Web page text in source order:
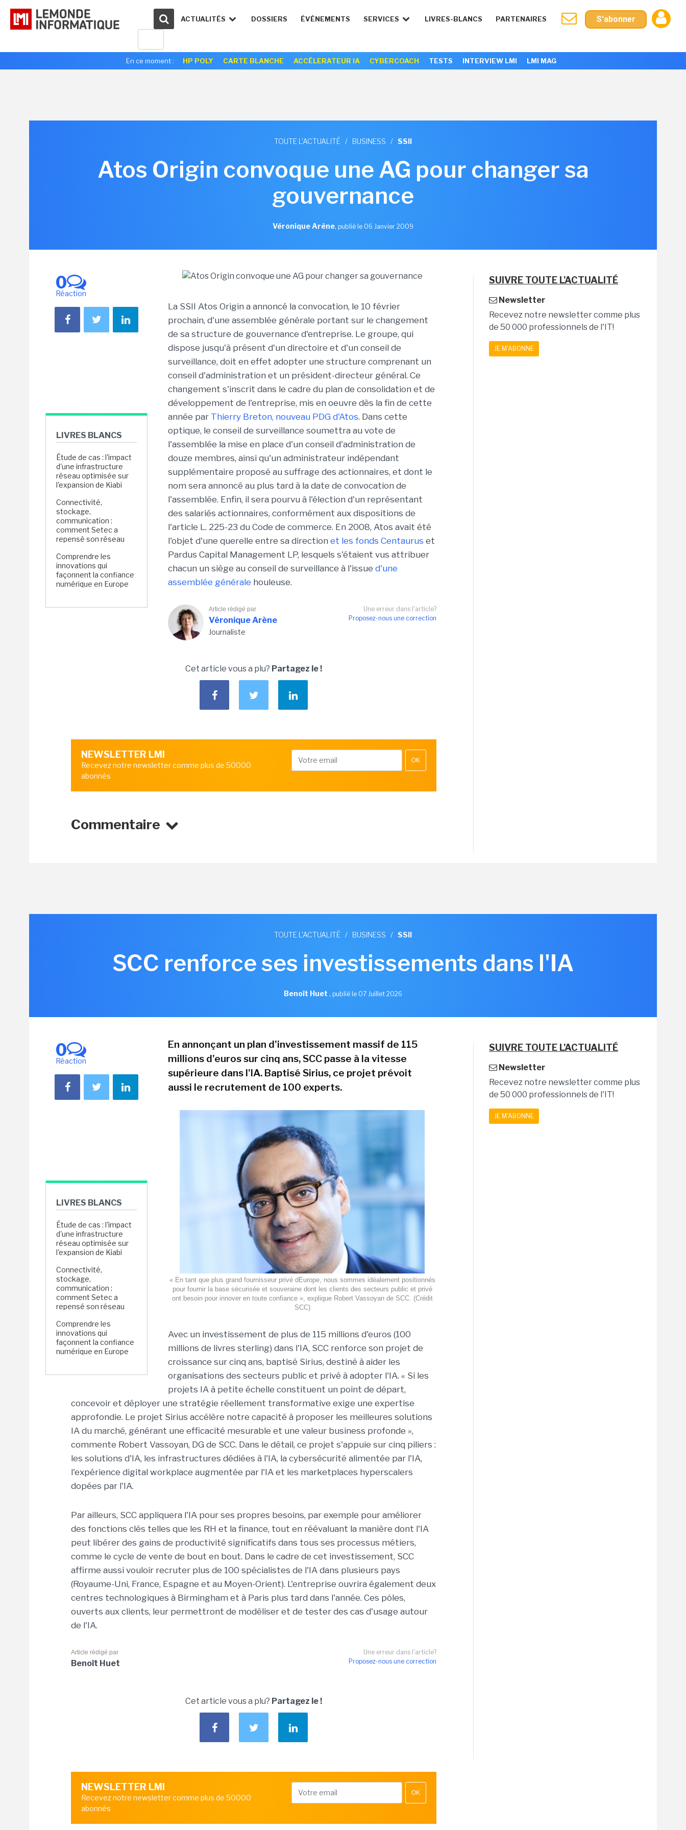
ACTUALITÉS DOSSIERS ÉVÉNEMENTS SERVICES LIVRES-BLANCS PARTENAIRES S'abonner
En ce moment : HP POLY CARTE BLANCHE ACCÉLERATEUR IA CYBERCOACH TESTS INTERVIEW LMI LMI MAG
TOUTE L'ACTUALITÉ / BUSINESS / SSII
Atos Origin convoque une AG pour changer sa
gouvernance
Véronique Arène, publié le 06 Janvier 2009
0
Réaction
LIVRES BLANCS
Étude de cas : l'impact
d'une infrastructure
réseau optimisée sur
l'expansion de Kiabi
Connectivité,
stockage,
communication :
comment Setec a
repensé son réseau
Comprendre les
innovations qui
façonnent la confiance
numérique en Europe
La SSII Atos Origin a annoncé la convocation, le 10 février
prochain, d'une assemblée générale portant sur le changement
de sa structure de gouvernance d'entreprise. Le groupe, qui
dispose jusqu'à présent d'un directoire et d'un conseil de
surveillance, doit en effet adopter une structure comprenant un
conseil d'administration et un président-directeur général. Ce
changement s'inscrit dans le cadre du plan de consolidation et de
développement de l'entreprise, mis en oeuvre dès la fin de cette
année par Thierry Breton, nouveau PDG d'Atos. Dans cette
optique, le conseil de surveillance soumettra au vote de
l'assemblée la mise en place d'un conseil d'administration de
douze membres, ainsi qu'un administrateur indépendant
supplémentaire proposé au suffrage des actionnaires, et dont le
nom sera annoncé au plus tard à la date de convocation de
l'assemblée. Enfin, il sera pourvu à l'élection d'un représentant
des salariés actionnaires, conformément aux dispositions de
l'article L. 225-23 du Code de commerce. En 2008, Atos avait été
l'objet d'une querelle entre sa direction et les fonds Centaurus et
Pardus Capital Management LP, lesquels s'étaient vus attribuer
chacun un siège au conseil de surveillance à l'issue d'une
assemblée générale houleuse.
Une erreur dans l'article?
Proposez-nous une correction
Article rédigé par
Véronique Arène
Journaliste
Cet article vous a plu? Partagez le !
NEWSLETTER LMI
Recevez notre newsletter comme plus de 50000
abonnés
OK
Commentaire
SUIVRE TOUTE L'ACTUALITÉ
Newsletter
Recevez notre newsletter comme plus
de 50 000 professionnels de l'IT!
JE M'ABONNE
TOUTE L'ACTUALITÉ / BUSINESS / SSII
SCC renforce ses investissements dans l'IA
Benoît Huet , publié le 07 Juillet 2026
0
Réaction
LIVRES BLANCS
Étude de cas : l'impact
d'une infrastructure
réseau optimisée sur
l'expansion de Kiabi
Connectivité,
stockage,
communication :
comment Setec a
repensé son réseau
Comprendre les
innovations qui
façonnent la confiance
numérique en Europe
En annonçant un plan d'investissement massif de 115
millions d'euros sur cinq ans, SCC passe à la vitesse
supérieure dans l'IA. Baptisé Sirius, ce projet prévoit
aussi le recrutement de 100 experts.
« En tant que plus grand fournisseur privé dEurope, nous sommes idéalement positionnés
pour fournir la base sécurisée et souveraine dont les clients des secteurs public et privé
ont besoin pour innover en toute confiance », explique Robert Vassoyan de SCC. (Crédit
SCC)
Avec un investissement de plus de 115 millions d'euros (100
millions de livres sterling) dans l'IA, SCC renforce son projet de
croissance sur cinq ans, baptisé Sirius, destiné à aider les
organisations des secteurs public et privé à adopter l'IA. « Si les
projets IA à petite échelle constituent un point de départ,
concevoir et déployer une stratégie réellement transformative exige une expertise
approfondie. Le projet Sirius accélère notre capacité à proposer les meilleures solutions
IA du marché, générant une efficacité mesurable et une valeur business profonde »,
commente Robert Vassoyan, DG de SCC. Dans le détail, ce projet s'appuie sur cinq piliers :
les solutions d'IA, les infrastructures dédiées à l'IA, la cybersécurité alimentée par l'IA,
l'expérience digital workplace augmentée par l'IA et les marketplaces hyperscalers
dopées par l'IA.
Par ailleurs, SCC appliquera l'IA pour ses propres besoins, par exemple pour améliorer
des fonctions clés telles que les RH et la finance, tout en réévaluant la manière dont l'IA
peut libérer des gains de productivité significatifs dans tous ses processus métiers,
comme le cycle de vente de bout en bout. Dans le cadre de cet investissement, SCC
affirme aussi vouloir recruter plus de 100 spécialistes de l'IA dans plusieurs pays
(Royaume-Uni, France, Espagne et au Moyen-Orient). L'entreprise ouvrira également deux
centres technologiques à Birmingham et à Paris plus tard dans l'année. Ces pôles,
ouverts aux clients, leur permettront de modéliser et de tester des cas d'usage autour
de l'IA.
Une erreur dans l'article?
Proposez-nous une correction
Article rédigé par
Benoît Huet
Cet article vous a plu? Partagez le !
NEWSLETTER LMI
Recevez notre newsletter comme plus de 50000
abonnés
OK
SUIVRE TOUTE L'ACTUALITÉ
Newsletter
Recevez notre newsletter comme plus
de 50 000 professionnels de l'IT!
JE M'ABONNE